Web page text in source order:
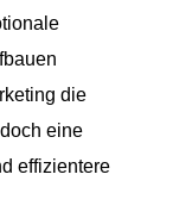
die
eine
effizientere